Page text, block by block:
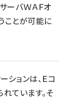
ーバＷＡＦオ
ことが可能に
ョンは、Ｅコ
ています。そ